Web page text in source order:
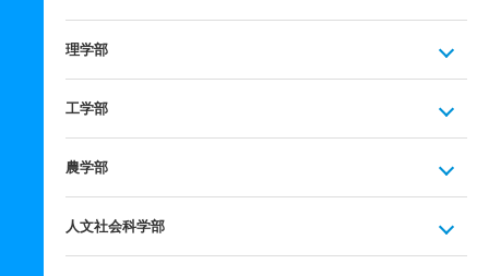
理学部
工学部
農学部
人文社会科学部